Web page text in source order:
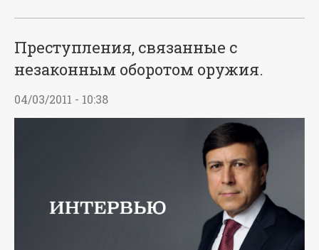
Преступления, связанные с
незаконным оборотом оружия.
04/03/2011 - 10:38